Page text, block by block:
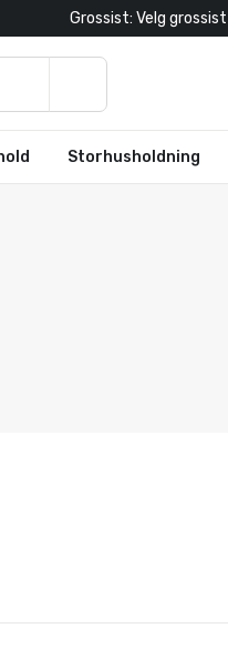
Grossist: Velg grossist
Storhusholdning